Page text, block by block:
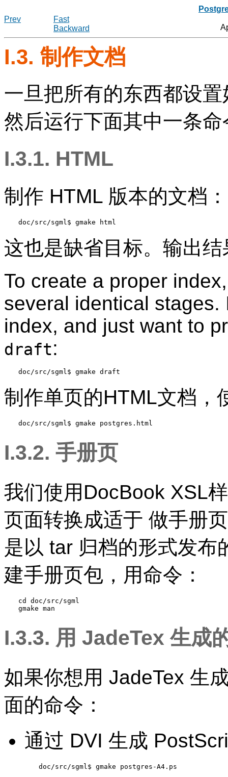
Prev
Fast
Backward
I.3. 制作文档
一旦把所有的东西都设
然后运行下面其中一条
I.3.1. HTML
制作 HTML 版本的文档：
doc/src/sgml$ gmake html
这也是缺省目标。输出
To create a proper
several identical
index, and just want to
draft:
doc/src/sgml$ gmake draft
制作单页的HTML文档，
doc/src/sgml$ gmake postgres.html
I.3.2. 手册页
我们使用DocBook XSL
页面转换成适于 做手册
是以 tar 归档的形式发布
建手册页包，用命令：
cd doc/src/sgml
gmake man
I.3.3. 用 JadeTex 生成
如果你想用 JadeTex 生
面的命令：
通过 DVI 生成
doc/src/sgml$ gmake postgres-A4.ps